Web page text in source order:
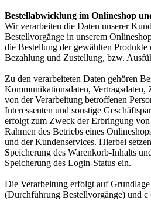
Bestellabwicklung im Onlineshop
Wir verarbeiten die Daten unserer
Bestellvorgänge in unserem
die Bestellung der gewählten
Bezahlung und Zustellung, bzw.
Zu den verarbeiteten Daten gehören
Kommunikationsdaten, Vertragsdaten,
von der Verarbeitung betroffenen
Interessenten und sonstige
erfolgt zum Zweck der Erbringung
Rahmen des Betriebs eines
und der Kundenservices. Hierbei
Speicherung des Warenkorb-Inhalts
Speicherung des Login-Status ein.
Die Verarbeitung erfolgt auf
(Durchführung Bestellvorgänge) und